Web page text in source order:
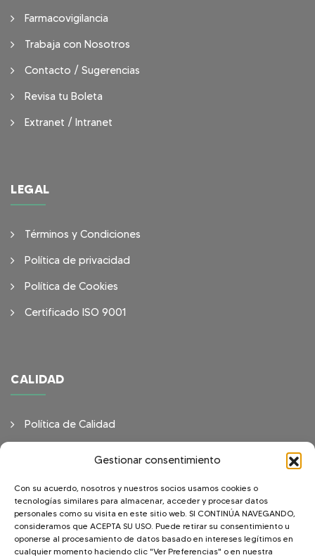
Gestionar consentimiento
Con su acuerdo, nosotros y nuestros socios usamos cookies o
tecnologías similares para almacenar, acceder y procesar datos
personales como su visita en este sitio web. SI CONTINÚA NAVEGANDO,
consideramos que ACEPTA SU USO. Puede retirar su consentimiento u
oponerse al procesamiento de datos basado en intereses legítimos en
cualquier momento haciendo clic "Ver Preferencias" o en nuestra
Farmacovigilancia
Trabaja con Nosotros
Contacto / Sugerencias
Revisa tu Boleta
Extranet / Intranet
LEGAL
Términos y Condiciones
Política de privacidad
Política de Cookies
Certificado ISO 9001
CALIDAD
Política de Calidad
Laboratorio Clínico, Mamografía, Densitometría, Rayos X y
Vacunatorio Internacional.